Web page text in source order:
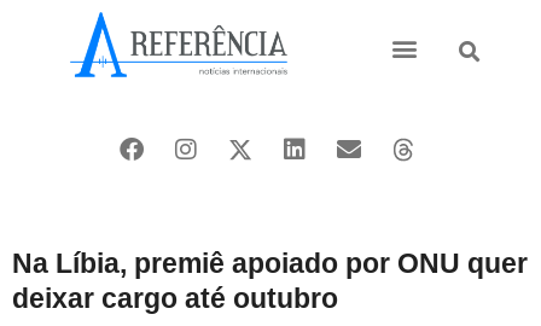
Na Líbia, premiê apoiado por ONU quer
deixar cargo até outubro